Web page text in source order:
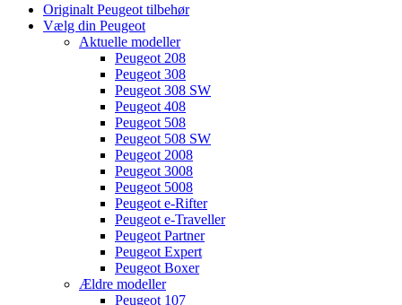
Originalt Peugeot tilbehør
Vælg din Peugeot
Aktuelle modeller
Peugeot 208
Peugeot 308
Peugeot 308 SW
Peugeot 408
Peugeot 508
Peugeot 508 SW
Peugeot 2008
Peugeot 3008
Peugeot 5008
Peugeot e-Rifter
Peugeot e-Traveller
Peugeot Partner
Peugeot Expert
Peugeot Boxer
Ældre modeller
Peugeot 107